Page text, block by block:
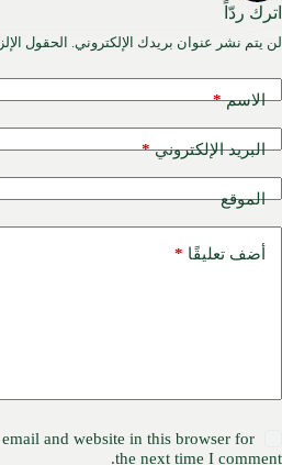
اترك ردّاً
لن يتم نشر عنوان بريدك الإلكتروني. الحقول
الاسم*
البريد الإلكتروني*
الموقع
أضف تعليقًا *
and website in this browser for
the next time I comment.